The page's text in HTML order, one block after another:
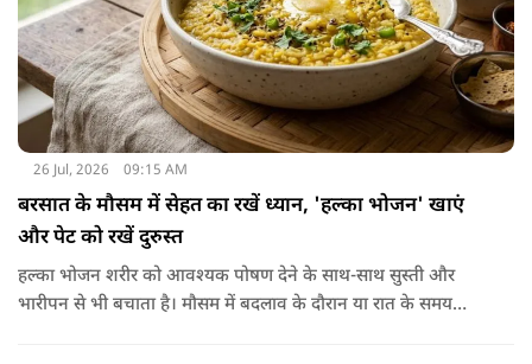
26 Jul, 2026 09:15 AM
बरसात के मौसम में सेहत का रखें ध्यान, 'हल्का भोजन' खाएं
और पेट को रखें दुरुस्त
हल्का भोजन शरीर को आवश्यक पोषण देने के साथ-साथ सुस्ती और
भारीपन से भी बचाता है। मौसम में बदलाव के दौरान या रात के समय